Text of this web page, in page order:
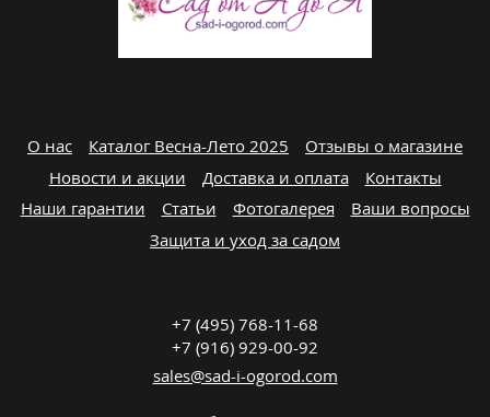
О нас Каталог Весна-Лето 2025
Отзывы о магазине
Новости и акции
Доставка и оплата
Контакты
Наши гарантии
Статьи Фотогалерея
Ваши вопросы
Защита и уход за садом
+7 (495) 768-11-68
+7 (916) 929-00-92
sales@sad-i-ogorod.com